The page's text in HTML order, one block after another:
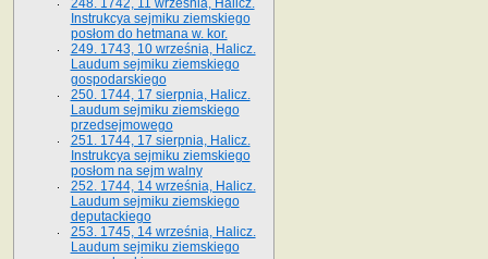
248. 1742, 11 września, Halicz.
Instrukcya sejmiku ziemskiego
posłom do hetmana w. kor.
249. 1743, 10 września, Halicz.
Laudum sejmiku ziemskiego
gospodarskiego
250. 1744, 17 sierpnia, Halicz.
Laudum sejmiku ziemskiego
przedsejmowego
251. 1744, 17 sierpnia, Halicz.
Instrukcya sejmiku ziemskiego
posłom na sejm walny
252. 1744, 14 września, Halicz.
Laudum sejmiku ziemskiego
deputackiego
253. 1745, 14 września, Halicz.
Laudum sejmiku ziemskiego